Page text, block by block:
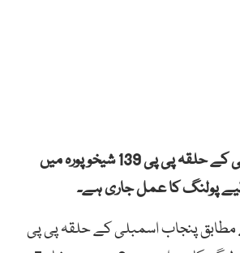
لاہور: پنجاب اسمبلی کے حلقہ پی پی 139 شیخوپورہ میں
پولنگ کا عمل جاری ہے۔
پنجاب اسمبلی کے حلقہ پی پی